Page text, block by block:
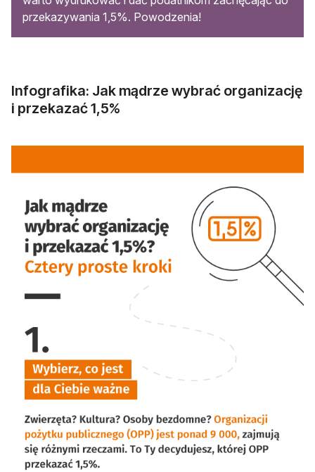
przekazywania 1,5%. Powodzenia!
Infografika: Jak mądrze wybrać organizację
i przekazać 1,5%